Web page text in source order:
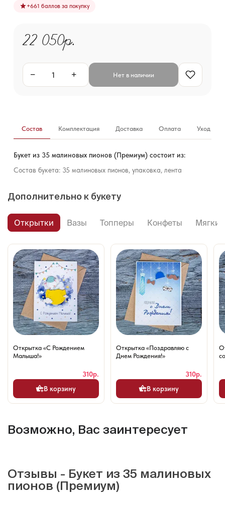
+661 баллов за покупку
22 050р.
− + Нет в наличии
Состав Комплектация Доставка Оплата Уход за
Букет из 35 малиновых пионов (Премиум) состоит из:
Состав букета: 35 малиновых пионов, упаковка, лента
Дополнительно к букету
Открытки Вазы Топперы Конфеты
Открытка «С Рождением
Малыша!»
310р.
В корзину
Открытка «Поздравляю с
Днем Рождения!»
310р.
В корзину
Возможно, Вас заинтересует
Отзывы - Букет из 35 малиновых
пионов (Премиум)